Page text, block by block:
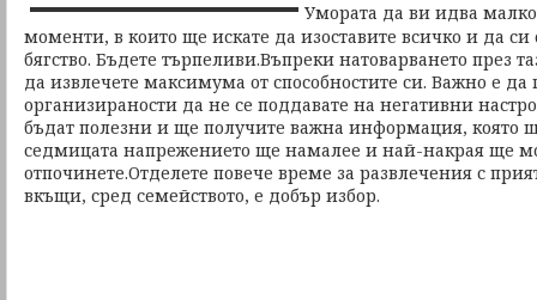
Умората да ви идва
моменти, в които ще искате да изоставите всичко и да
бягство. Бъдете търпеливи.Въпреки натоварването през
да извлечете максимума от способностите си. Важно е
организираности да не се поддавате на негативни
бъдат полезни и ще получите важна информация, която
седмицата напрежението ще намалее и най-накрая ще
отпочинете.Отделете повече време за развлечения с
вкъщи, сред семейството, е добър избор.